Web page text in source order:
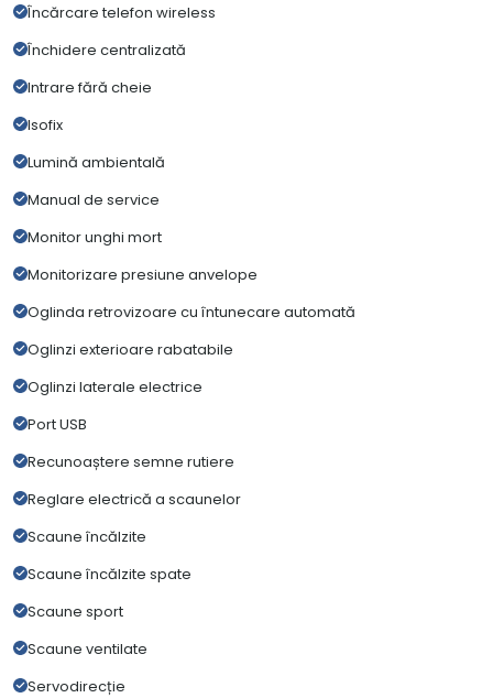
Încărcare telefon wireless
Închidere centralizată
Intrare fără cheie
Isofix
Lumină ambientală
Manual de service
Monitor unghi mort
Monitorizare presiune anvelope
Oglinda retrovizoare cu întunecare automată
Oglinzi exterioare rabatabile
Oglinzi laterale electrice
Port USB
Recunoaștere semne rutiere
Reglare electrică a scaunelor
Scaune încălzite
Scaune încălzite spate
Scaune sport
Scaune ventilate
Servodirecție